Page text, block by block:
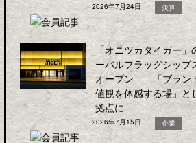
2026年7月24日 決算
「オニツカタイガー
ーバルフラッグシップ
オープン――「ブラン
値観を体感する場」と
拠点に
2026年7月15日 企業